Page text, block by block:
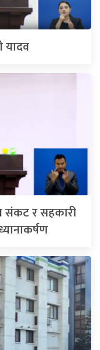
यादव
संकट र सहकारी